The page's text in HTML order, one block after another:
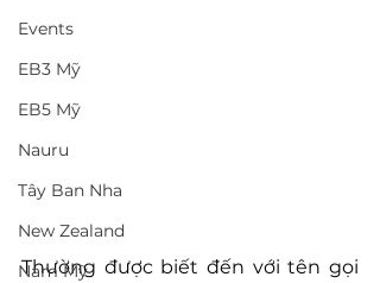
Events
EB3 Mỹ
EB5 Mỹ
Nauru
Tây Ban Nha
New Zealand
Nam Mỹ